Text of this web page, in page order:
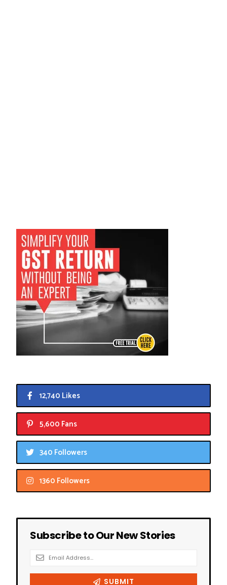
12,740 Likes
5,600 Fans
340 Followers
1360 Followers